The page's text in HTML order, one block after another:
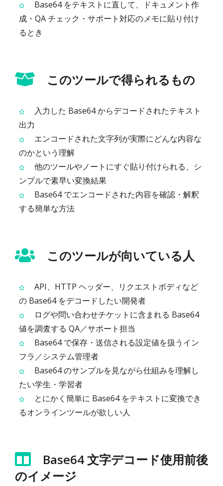
Base64 をテキストに直して、ドキュメント作
成・QA チェック・サポート対応のメモに貼り付け
るとき
このツールで得られるもの
入力した Base64 からデコードされたテキスト
出力
エンコードされた文字列が実際にどんな内容な
のかという理解
他のツールやノートにすぐ貼り付けられる、シ
ンプルで素早い変換結果
Base64 でエンコードされた内容を確認・解釈
する簡単な方法
このツールが向いている人
API、HTTP ヘッダー、リクエストボディなど
の Base64 をデコードしたい開発者
ログや問い合わせチケットに含まれる Base64
値を調査する QA／サポート担当
Base64 で保存・送信される設定値を扱うイン
フラ／システム管理者
Base64 のサンプルを見ながら仕組みを理解し
たい学生・学習者
とにかく簡単に Base64 をテキストに変換でき
るオンラインツールが欲しい人
Base64 文字デコード使用前後
のイメージ